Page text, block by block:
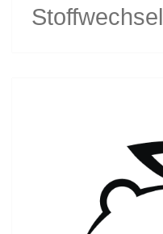
Stoffwechsel